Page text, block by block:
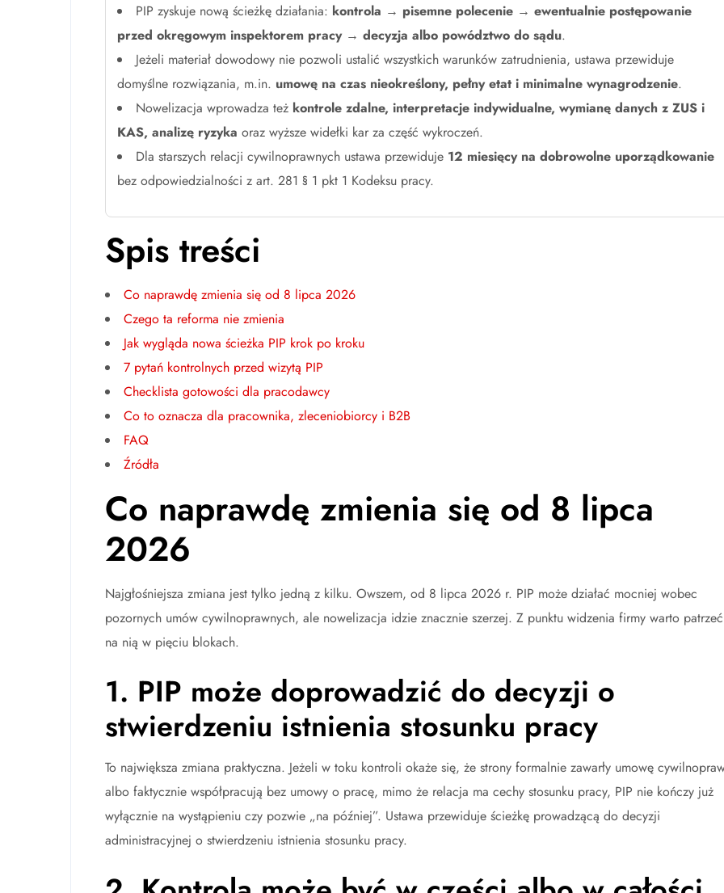
PIP zyskuje nową ścieżkę działania: kontrola → pisemne polecenie → ewentualnie postępowanie
przed okręgowym inspektorem pracy → decyzja albo powództwo do sądu.
Jeżeli materiał dowodowy nie pozwoli ustalić wszystkich warunków zatrudnienia, ustawa przewiduje
domyślne rozwiązania, m.in. umowę na czas nieokreślony, pełny etat i minimalne wynagrodzenie.
Nowelizacja wprowadza też kontrole zdalne, interpretacje indywidualne, wymianę danych z ZUS i
KAS, analizę ryzyka oraz wyższe widełki kar za część wykroczeń.
Dla starszych relacji cywilnoprawnych ustawa przewiduje 12 miesięcy na dobrowolne uporządkowanie
bez odpowiedzialności z art. 281 § 1 pkt 1 Kodeksu pracy.
Spis treści
Co naprawdę zmienia się od 8 lipca 2026
Czego ta reforma nie zmienia
Jak wygląda nowa ścieżka PIP krok po kroku
7 pytań kontrolnych przed wizytą PIP
Checklista gotowości dla pracodawcy
Co to oznacza dla pracownika, zleceniobiorcy i B2B
FAQ
Źródła
Co naprawdę zmienia się od 8 lipca
2026
Najgłośniejsza zmiana jest tylko jedną z kilku. Owszem, od 8 lipca 2026 r. PIP może działać mocniej wobec
pozornych umów cywilnoprawnych, ale nowelizacja idzie znacznie szerzej. Z punktu widzenia firmy warto patrzeć
na nią w pięciu blokach.
1. PIP może doprowadzić do decyzji o
stwierdzeniu istnienia stosunku pracy
To największa zmiana praktyczna. Jeżeli w toku kontroli okaże się, że strony formalnie zawarły umowę
albo faktycznie współpracują bez umowy o pracę, mimo że relacja ma cechy stosunku pracy, PIP nie kończy już
wyłącznie na wystąpieniu czy pozwie „na później”. Ustawa przewiduje ścieżkę prowadzącą do decyzji
administracyjnej o stwierdzeniu istnienia stosunku pracy.